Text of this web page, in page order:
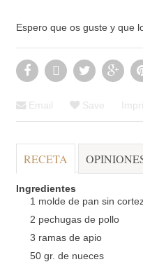
Espero que os guste y que
Email Save
RECETA
Ingredientes
1 molde de pan sin
2 pechugas de pollo
3 ramas de apio
50 gr. de nueces